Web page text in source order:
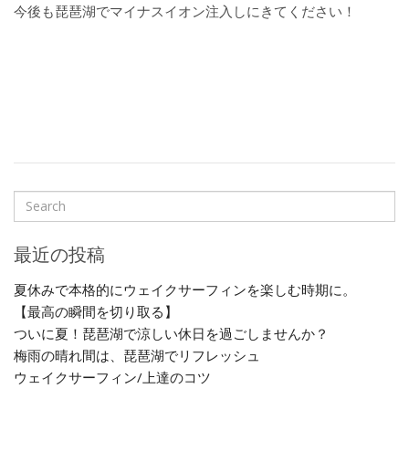
今後も琵琶湖でマイナスイオン注入しにきてください！
最近の投稿
夏休みで本格的にウェイクサーフィンを楽しむ時期に。
【最高の瞬間を切り取る】
ついに夏！琵琶湖で涼しい休日を過ごしませんか？
梅雨の晴れ間は、琵琶湖でリフレッシュ
ウェイクサーフィン/上達のコツ